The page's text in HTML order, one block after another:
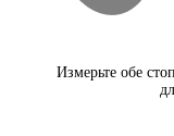
Измерьте обе